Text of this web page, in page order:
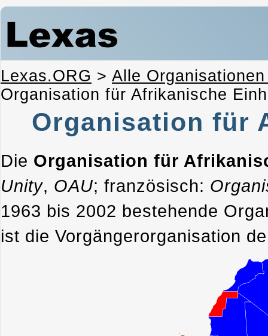
Lexas.ORG > Alle
Organisation für Afrikanische
Organisation für
Die Organisation für
Unity, OAU; französisch:
1963 bis 2002 bestehende
ist die Vorgängerorganisation